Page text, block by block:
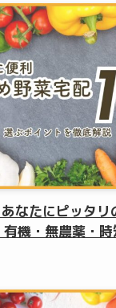
あなたにピッタ
機・無農薬・時